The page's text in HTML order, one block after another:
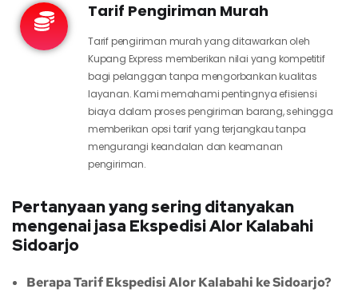
Tarif Pengiriman Murah
Tarif pengiriman murah yang ditawarkan oleh
Kupang Express memberikan nilai yang kompetitif
bagi pelanggan tanpa mengorbankan kualitas
layanan. Kami memahami pentingnya efisiensi
biaya dalam proses pengiriman barang, sehingga
memberikan opsi tarif yang terjangkau tanpa
mengurangi keandalan dan keamanan
pengiriman.
Pertanyaan yang sering ditanyakan
mengenai jasa Ekspedisi Alor Kalabahi
Sidoarjo
Berapa Tarif Ekspedisi Alor Kalabahi ke Sidoarjo?